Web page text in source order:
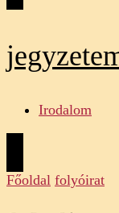
Irodalom
Főoldal folyóirat